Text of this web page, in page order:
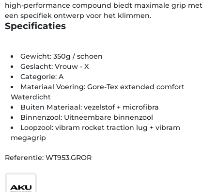
high-performance compound biedt maximale grip met
een specifiek ontwerp voor het klimmen.
Specificaties
Gewicht: 350g / schoen
Geslacht: Vrouw - X
Categorie: A
Materiaal Voering: Gore-Tex extended comfort
Waterdicht
Buiten Materiaal: vezelstof + microfibra
Binnenzool: Uitneembare binnenzool
Loopzool: vibram rocket traction lug + vibram
megagrip
Referentie: WT953.GROR